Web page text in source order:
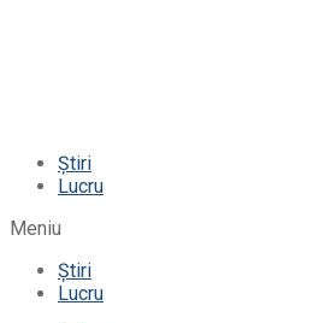
Știri
Lucru
Meniu
Știri
Lucru